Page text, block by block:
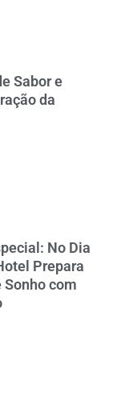
Sabor e
da
No Dia
Prepara
com